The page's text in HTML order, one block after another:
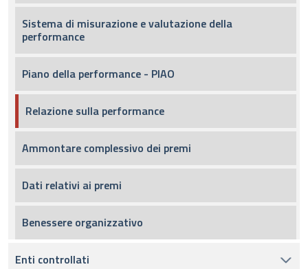
Sistema di misurazione e valutazione della
performance
Piano della performance - PIAO
Relazione sulla performance
Ammontare complessivo dei premi
Dati relativi ai premi
Benessere organizzativo
Enti controllati